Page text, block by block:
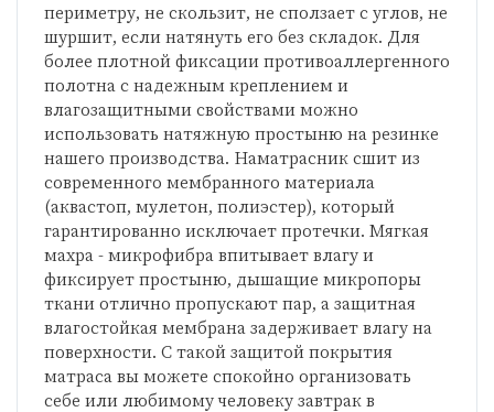
периметру, не скользит, не сползает с углов, не
шуршит, если натянуть его без складок. Для
более плотной фиксации противоаллергенного
полотна с надежным креплением и
влагозащитными свойствами можно
использовать натяжную простыню на резинке
нашего производства. Наматрасник сшит из
современного мембранного материала
(аквастоп, мулетон, полиэстер), который
гарантированно исключает протечки. Мягкая
махра - микрофибра впитывает влагу и
фиксирует простыню, дышащие микропоры
ткани отлично пропускают пар, а защитная
влагостойкая мембрана задерживает влагу на
поверхности. С такой защитой покрытия
матраса вы можете спокойно организовать
себе или любимому человеку завтрак в